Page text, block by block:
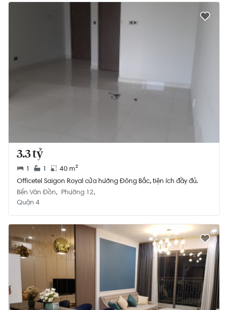
3.3 tỷ
1 1
40 m²
Officetel Saigon Royal cửa hướng Đông Bắc, tiện ích đầy đủ.
Bến Vân Đồn
Phường 12
Quận 4